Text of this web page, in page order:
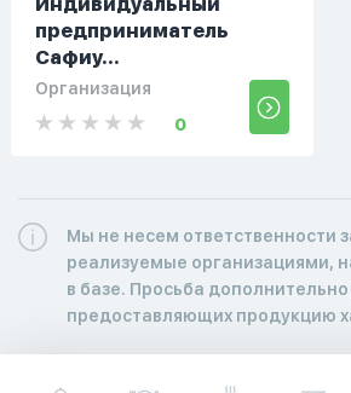
предприниматель
Сафиу...
Организация
0
Мы не несем ответственности
реализуемые организациями,
в базе. Просьба дополнительно
предоставляющих продукцию